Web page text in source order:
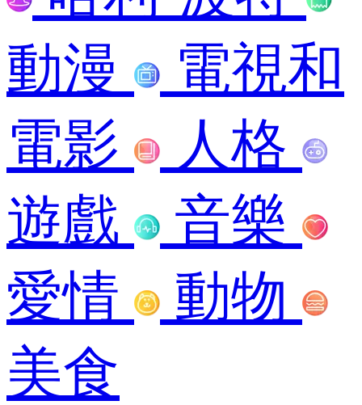
動漫
電視和
電影
人格
遊戲
音樂
愛情
動物
美食